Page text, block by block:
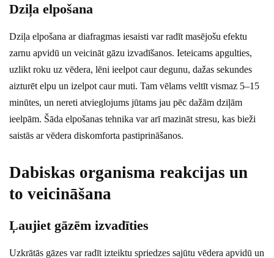
Dziļa elpošana
Dziļa elpošana ar diafragmas iesaisti var radīt masējošu efektu
zarnu apvidū un veicināt gāzu izvadīšanos. Ieteicams apgulties,
uzlikt roku uz vēdera, lēni ieelpot caur degunu, dažas sekundes
aizturēt elpu un izelpot caur muti. Tam vēlams veltīt vismaz 5–15
minūtes, un nereti atvieglojums jūtams jau pēc dažām dziļām
ieelpām. Šāda elpošanas tehnika var arī mazināt stresu, kas bieži
saistās ar vēdera diskomforta pastiprināšanos.
Dabiskas organisma reakcijas un
to veicināšana
Ļaujiet gāzēm izvadīties
Uzkrātās gāzes var radīt izteiktu spriedzes sajūtu vēdera apvidū un